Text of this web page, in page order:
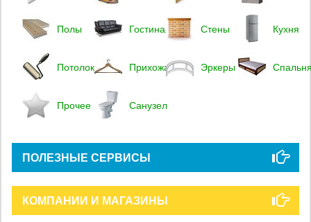
Полы Гостиная Стены Кухня
Потолок Прихожая Эркеры
Прочее Санузел
ПОЛЕЗНЫЕ СЕРВИСЫ
КОМПАНИИ И МАГАЗИНЫ